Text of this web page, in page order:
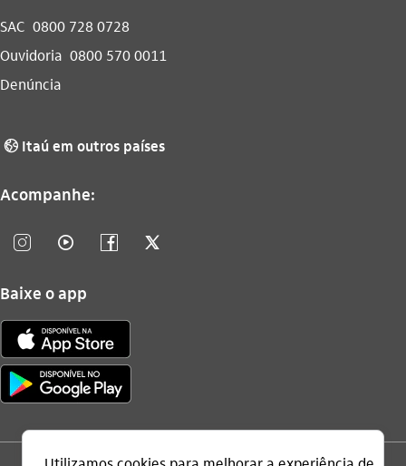
SAC 0800 728 0728
Ouvidoria 0800 570 0011
Denúncia
globo_outline Itaú em outros países
Acompanhe:
instagram_outline video_outline facebook_outline twitter_outline
Baixe o app